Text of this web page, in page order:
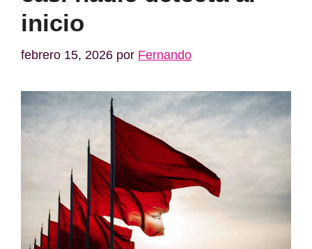
inicio
febrero 15, 2026 por Fernando